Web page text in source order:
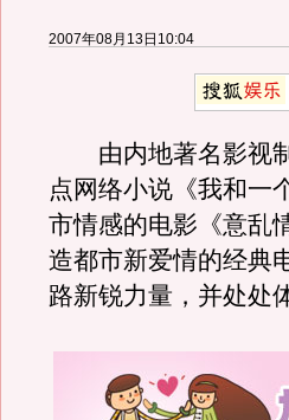
2007年08月13日10:04
由内地著名影视制
点网络小说《我和一
市情感的电影《意乱
造都市新爱情的经典
路新锐力量，并处处